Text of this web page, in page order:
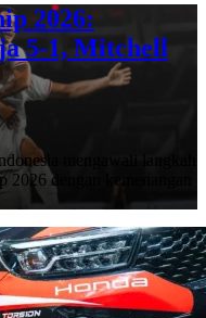
2026:
5-1, Mitchell
mengawali langkah
dengan kemenangan